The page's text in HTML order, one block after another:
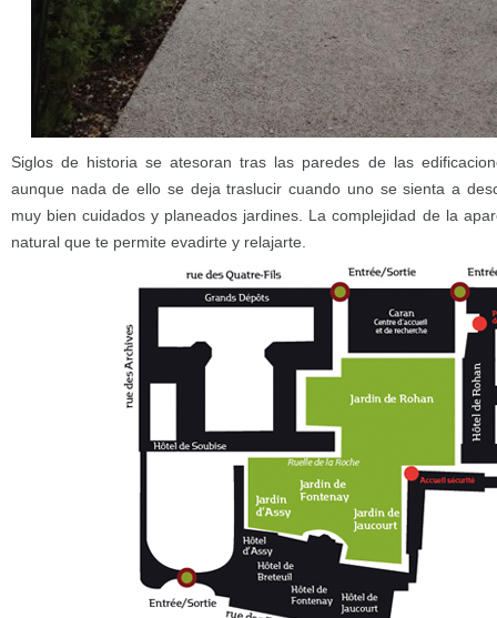
Siglos de historia se atesoran tras las paredes de las
aunque nada de ello se deja traslucir cuando uno se sienta a
muy bien cuidados y planeados jardines. La complejidad de la
natural que te permite evadirte y relajarte.